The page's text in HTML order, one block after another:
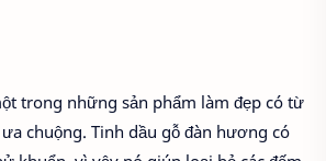
trong những sản phẩm làm đẹp có từ
chuộng. Tinh dầu gỗ đàn hương có